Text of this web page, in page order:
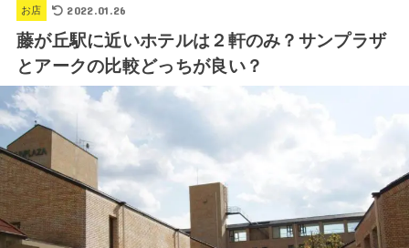
お店 2022.01.26
藤が丘駅に近いホテルは２軒のみ？サンプラザ
とアークの比較どっちが良い？